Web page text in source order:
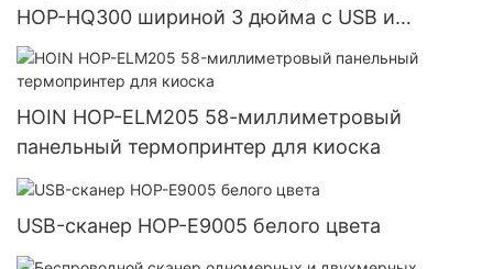
HOP-HQ300 шириной 3 дюйма с USB и
Bluetooth
HOIN HOP-ELM205 58-миллиметровый
панельный термопринтер для киоска
USB-сканер HOP-E9005 белого цвета